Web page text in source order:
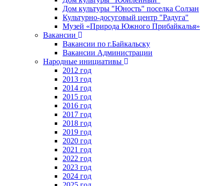
Дом культуры "Юность" поселка Солзан
Культурно-досуговый центр "Радуга"
Музей «Природа Южного Прибайкалья»
Вакансии
Вакансии по г.Байкальску
Вакансии Администрации
Народные инициативы
2012 год
2013 год
2014 год
2015 год
2016 год
2017 год
2018 год
2019 год
2020 год
2021 год
2022 год
2023 год
2024 год